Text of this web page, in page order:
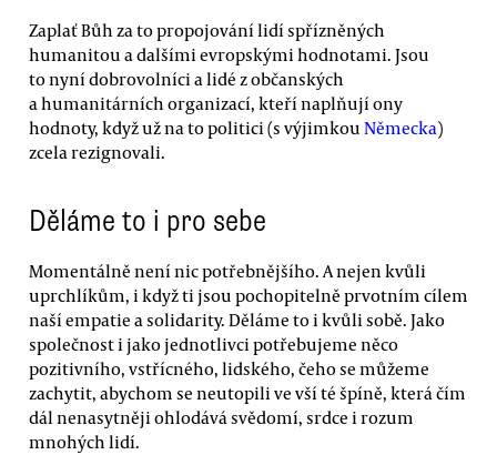
Zaplať Bůh za to propojování lidí spřízněných
humanitou a dalšími evropskými hodnotami. Jsou
to nyní dobrovolníci a lidé z občanských
a humanitárních organizací, kteří naplňují ony
hodnoty, když už na to politici (s výjimkou Německa)
zcela rezignovali.
Děláme to i pro sebe
Momentálně není nic potřebnějšího. A nejen kvůli
uprchlíkům, i když ti jsou pochopitelně prvotním cílem
naší empatie a solidarity. Děláme to i kvůli sobě. Jako
společnost i jako jednotlivci potřebujeme něco
pozitivního, vstřícného, lidského, čeho se můžeme
zachytit, abychom se neutopili ve vší té špíně, která čím
dál nenasytněji ohlodává svědomí, srdce i rozum
mnohých lidí.